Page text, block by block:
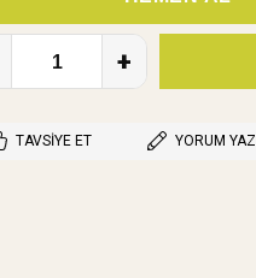
TAVSIYE ET YORUM YAZ